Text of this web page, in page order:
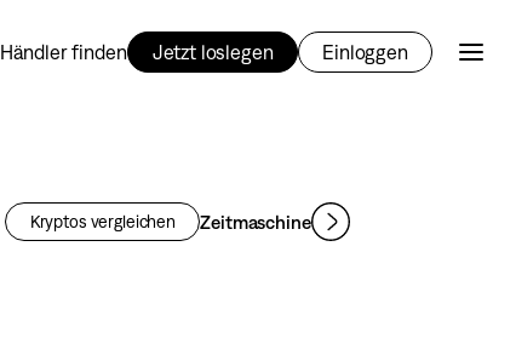
Händler finden Jetzt loslegen Einloggen
Kryptos vergleichen Zeitmaschine